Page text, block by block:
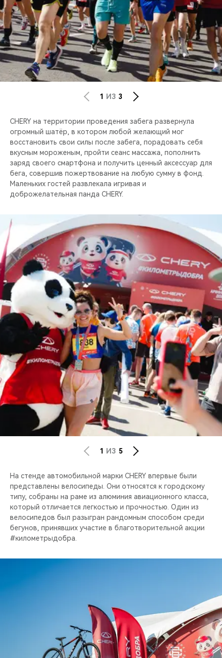
1 ИЗ 3
CHERY на территории проведения забега развернула
огромный шатёр, в котором любой желающий мог
восстановить свои силы после забега, порадовать себя
вкусным мороженым, пройти сеанс массажа, пополнить
заряд своего смартфона и получить ценный аксессуар для
бега, совершив пожертвование на любую сумму в фонд.
Маленьких гостей развлекала игривая и
доброжелательная панда CHERY.
1 ИЗ 5
На стенде автомобильной марки CHERY впервые были
представлены велосипеды. Они относятся к городскому
типу, собраны на раме из алюминия авиационного класса,
который отличается легкостью и прочностью. Один из
велосипедов был разыгран рандомным способом среди
бегунов, принявших участие в благотворительной акции
#километрыдобра.